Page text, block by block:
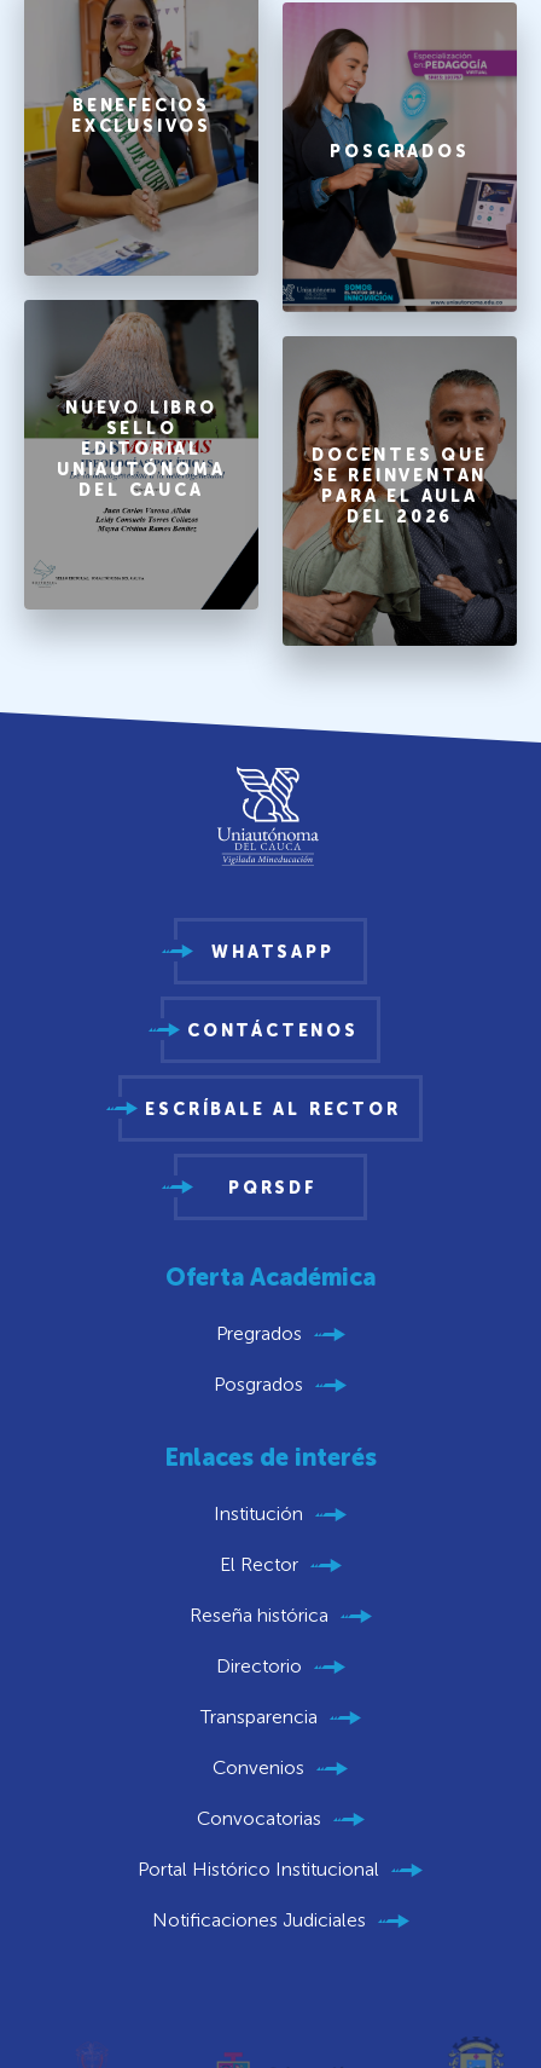
BENEFECIOS
EXCLUSIVOS
POSGRADOS
NUEVO LIBRO
SELLO
EDITORIAL
UNIAUTÓNOMA
DEL CAUCA
DOCENTES QUE
SE REINVENTAN
PARA EL AULA
DEL 2026
WHATSAPP
CONTÁCTENOS
ESCRÍBALE AL RECTOR
PQRSDF
Oferta Académica
Pregrados
Posgrados
Enlaces de interés
Institución
El Rector
Reseña histórica
Directorio
Transparencia
Convenios
Convocatorias
Portal Histórico Institucional
Notificaciones Judiciales